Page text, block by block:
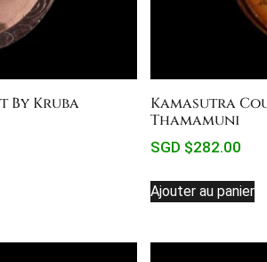
By Kruba
Kamasutra
Thamamuni
SGD $282.00
Ajouter au panier